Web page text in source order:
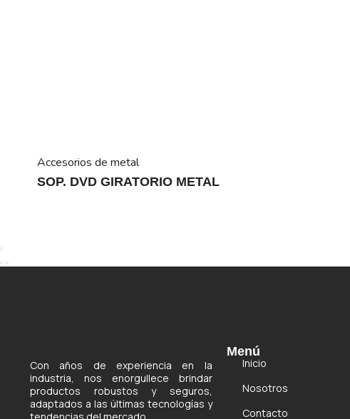
Accesorios de metal
SOP. DVD GIRATORIO METAL
Con años de experiencia en la
industria, nos enorgullece brindar
productos robustos y seguros,
adaptados a las últimas tecnologías y
Menú
Inicio
Nosotros
Contacto